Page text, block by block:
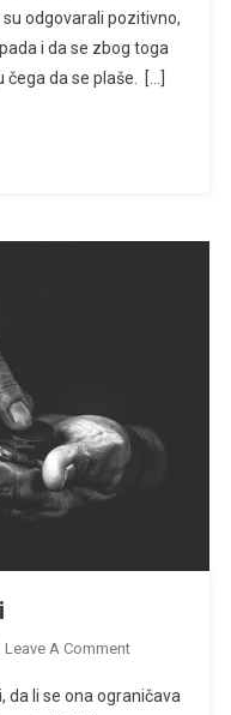
Nivoi
I
Uglovi
odgovarali pozitivno,
i da se zbog toga
da se plaše. […]
Leave A CommentOn
Ljudi
da li se ona ograničava